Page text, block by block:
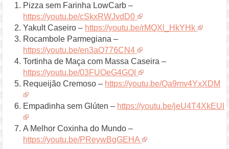
Pizza sem Farinha LowCarb –
https://youtu.be/cSkxRWJvdD0
Yakult Caseiro – https://youtu.be/rMQXl_HkYHk
Rocambole Parmegiana –
https://youtu.be/en3aO776CN4
Tortinha de Maça com Massa Caseira –
https://youtu.be/03FUOeG4GQI
Requeijão Cremoso – https://youtu.be/Qa9mv4YxXDM
Empadinha sem Glúten – https://youtu.be/jeU4T4XkEUI
A Melhor Coxinha do Mundo –
https://youtu.be/PReywBgGEHA